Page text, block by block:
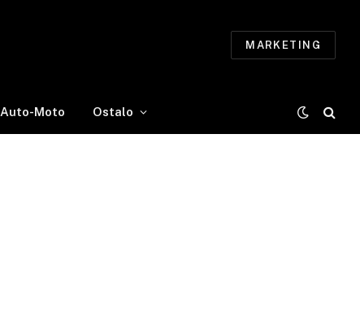
MARKETING
Auto-Moto Ostalo